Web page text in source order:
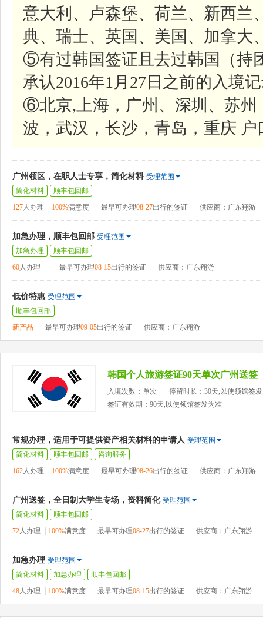
意大利、卢森堡、荷兰、新西兰
典、瑞士、英国、美国、加拿大
⑤有过韩国签证且去过韩国（持
承认2016年1月27日之前的入境
⑥北京,上海，广州、深圳、苏州
波，武汉，长沙，青岛，重庆
广州领区，在职人士专享，简化材料 受理范围
简化材料
顺丰包回邮
127人办理 100%满意度 最早可办理08-27出行的签证 供应商：广东翔游
加急办理，顺丰包回邮 受理范围
加急办理
顺丰包回邮
60人办理 最早可办理08-15出行的签证 供应商：广东翔游
低价特惠 受理范围
顺丰包回邮
新产品
最早可办理09-05出行的签证 供应商：广东翔游
韩国个人旅游签证90天单次广州送签
入境次数：单次
停留时长：30天,以使领馆签
签证有效期：90天,以使领馆签发为准
常规办理，适用于可提供资产相关材料的申请人 受理范围
简化材料
顺丰包回邮
咨询服务
162人办理 100%满意度 最早可办理08-26出行的签证 供应商：广东翔游
广州送签，全日制大学生专场，资料简化 受理范围
简化材料
顺丰包回邮
72人办理 100%满意度 最早可办理08-27出行的签证 供应商：广东翔游
加急办理 受理范围
简化材料
加急办理
顺丰包回邮
48人办理 100%满意度 最早可办理08-15出行的签证 供应商：广东翔游